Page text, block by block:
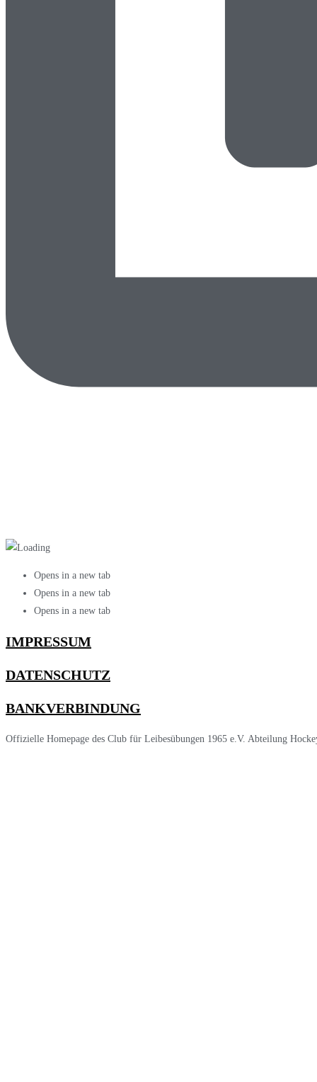
Opens in a new tab
Opens in a new tab
Opens in a new tab
IMPRESSUM
DATENSCHUTZ
BANKVERBINDUNG
Offizielle Homepage des Club für Leibesübungen 1965 e.V. Abteilung